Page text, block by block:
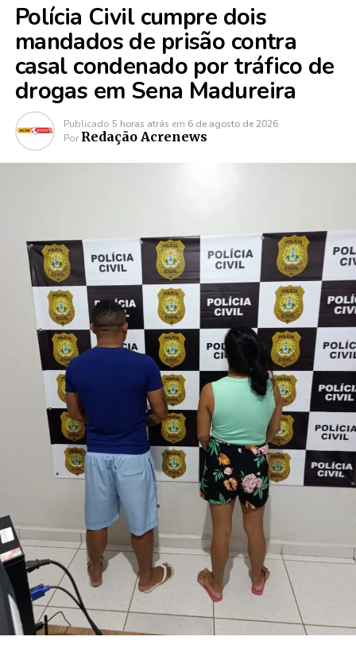
Polícia Civil cumpre dois
mandados de prisão contra
casal condenado por tráfico de
drogas em Sena Madureira
Publicado 5 horas atrás em 6 de agosto de 2026
Por Redação Acrenews